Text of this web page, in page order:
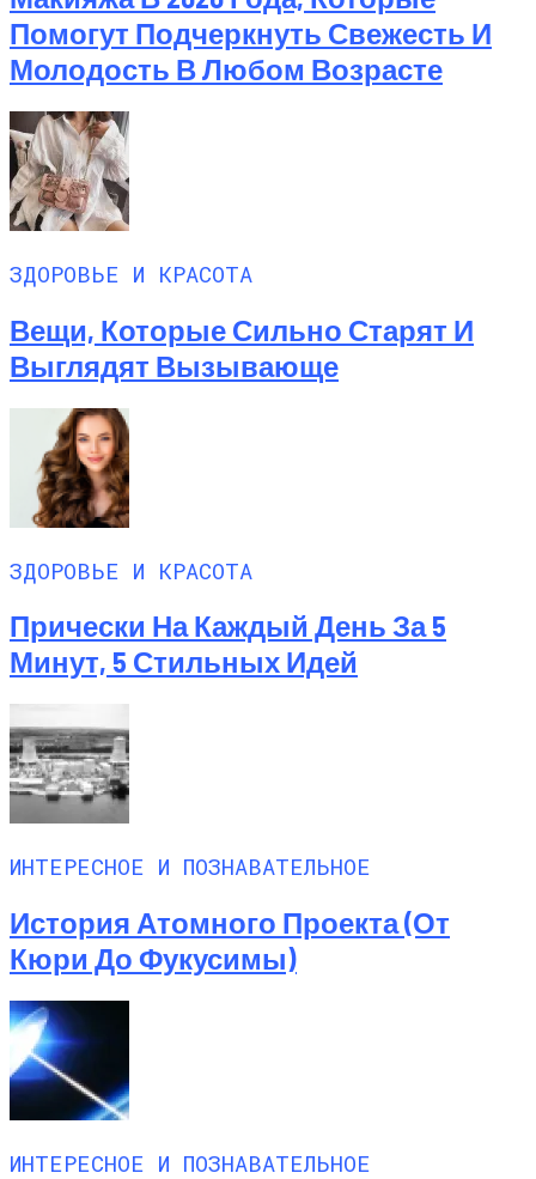
Помогут Подчеркнуть Свежесть И
Молодость В Любом Возрасте
ЗДОРОВЬЕ И КРАСОТА
Вещи, Которые Сильно Старят И
Выглядят Вызывающе
ЗДОРОВЬЕ И КРАСОТА
Прически На Каждый День За 5
Минут, 5 Стильных Идей
ИНТЕРЕСНОЕ И ПОЗНАВАТЕЛЬНОЕ
История Атомного Проекта (от
Кюри До Фукусимы)
ИНТЕРЕСНОЕ И ПОЗНАВАТЕЛЬНОЕ